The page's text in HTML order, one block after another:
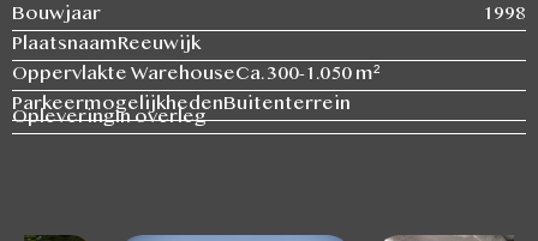
Bouwjaar
1998
PlaatsnaamReeuwijk
Oppervlakte WarehouseCa. 300-1.050 m²
ParkeermogelijkhedenBuitenterrein
OpleveringIn overleg